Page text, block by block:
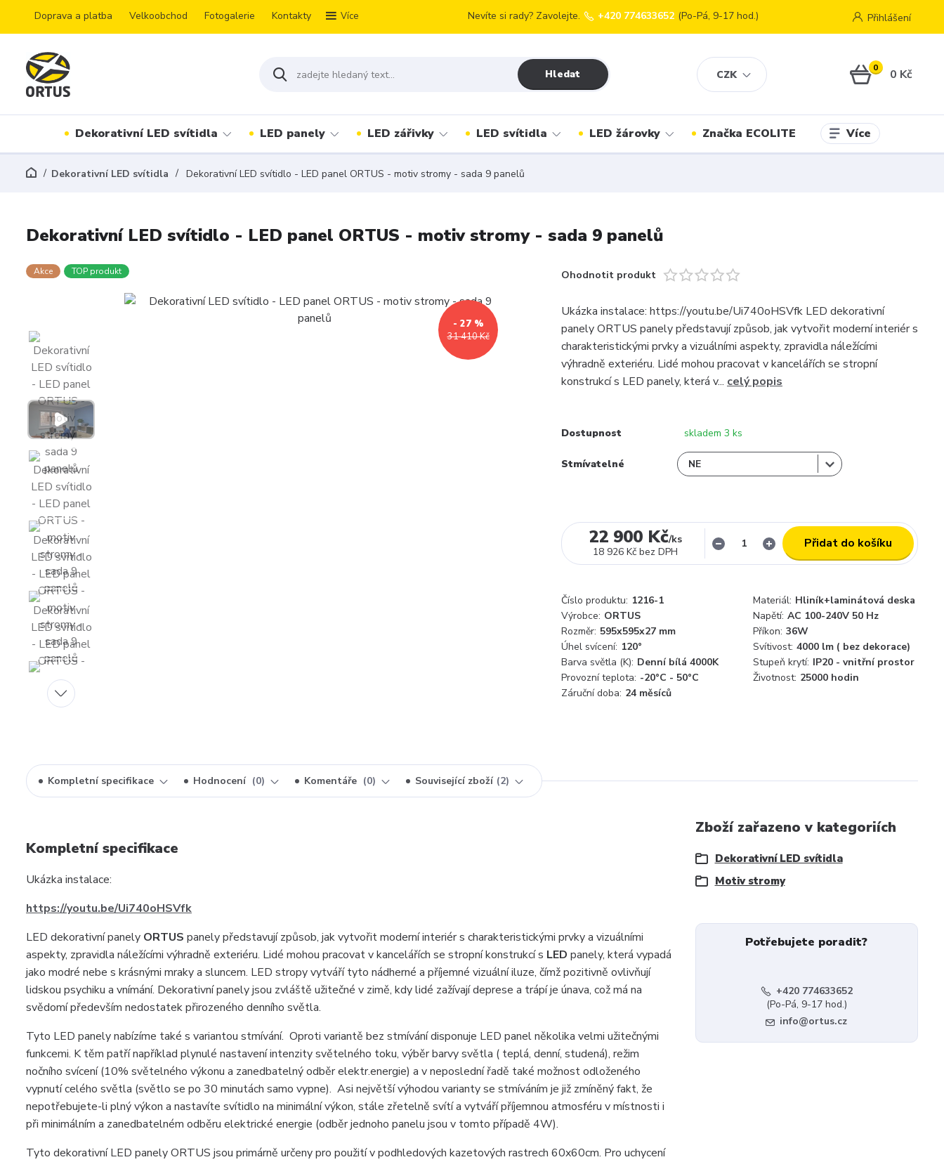
Doprava a platba Velkoobchod Fotogalerie Kontakty Více
CZK
Přihlášení
Hledat
Nevíte si rady? Zavolejte. +420 774633652 (Po-Pá, 9-17 hod.)
0 0 Kč
Dekorativní LED svítidla LED panely LED zářivky LED svítidla LED žárovky Značka ECOLITE Více
Dekorativní LED svítidla Dekorativní LED svítidlo - LED panel ORTUS - motiv stromy - sada 9 panelů
Dekorativní LED svítidlo - LED panel ORTUS - motiv stromy - sada 9 panelů
Akce TOP produkt
31 410 Kč
- 27 %
Ohodnotit produkt
Ukázka instalace: https://youtu.be/Ui740oHSVfk LED dekorativní
panely ORTUS panely představují způsob, jak vytvořit moderní interiér s
charakteristickými prvky a vizuálními aspekty, zpravidla náležícími
výhradně exteriéru. Lidé mohou pracovat v kancelářích se stropní
konstrukcí s LED panely, která v... celý popis
Dostupnost skladem 3 ks
Stmívatelné
22 900 Kč/ks
18 926 Kč bez DPH
Přidat do košíku
Číslo produktu: 1216-1 Materiál: Hliník+laminátová deska
Výrobce: ORTUS Napětí: AC 100-240V 50 Hz
Rozměr: 595x595x27 mm Příkon: 36W
Úhel svícení: 120° Svítivost: 4000 lm ( bez dekorace)
Barva světla (K): Denní bílá 4000K Stupeň krytí: IP20 - vnitřní prostor
Provozní teplota: -20°C - 50°C Životnost: 25000 hodin
Záruční doba: 24 měsíců
Kompletní specifikace Hodnocení 0 Komentáře 0 Související zboží 2
Kompletní specifikace
Ukázka instalace:
https://youtu.be/Ui740oHSVfk
LED dekorativní panely ORTUS panely představují způsob, jak vytvořit moderní interiér s charakteristickými prvky a vizuálními
aspekty, zpravidla náležícími výhradně exteriéru. Lidé mohou pracovat v kancelářích se stropní konstrukcí s LED panely, která vypadá
jako modré nebe s krásnými mraky a sluncem. LED stropy vytváří tyto nádherné a příjemné vizuální iluze, čímž pozitivně ovlivňují
lidskou psychiku a vnímání. Dekorativní panely jsou zvláště užitečné v zimě, kdy lidé zažívají deprese a trápí je únava, což má na
svědomí především nedostatek přirozeného denního světla.
Tyto LED panely nabízíme také s variantou stmívání. Oproti variantě bez stmívání disponuje LED panel několika velmi užitečnými
funkcemi. K těm patří například plynulé nastavení intenzity světelného toku, výběr barvy světla ( teplá, denní, studená), režim
nočního svícení (10% světelného výkonu a zanedbatelný odběr elektr.energie) a v neposlední řadě také možnost odloženého
vypnutí celého světla (světlo se po 30 minutách samo vypne). Asi největší výhodou varianty se stmíváním je již zmíněný fakt, že
nepotřebujete-li plný výkon a nastavíte svítidlo na minimální výkon, stále zřetelně svítí a vytváří příjemnou atmosféru v místnosti i
při minimálním a zanedbatelném odběru elektrické energie (odběr jednoho panelu jsou v tomto případě 4W).
Tyto dekorativní LED panely ORTUS jsou primárně určeny pro použití v podhledových kazetových rastrech 60x60cm. Pro uchycení
Zboží zařazeno v kategoriích
Dekorativní LED svítidla
Motiv stromy
Potřebujete poradit?
+420 774633652
(Po-Pá, 9-17 hod.)
info@ortus.cz